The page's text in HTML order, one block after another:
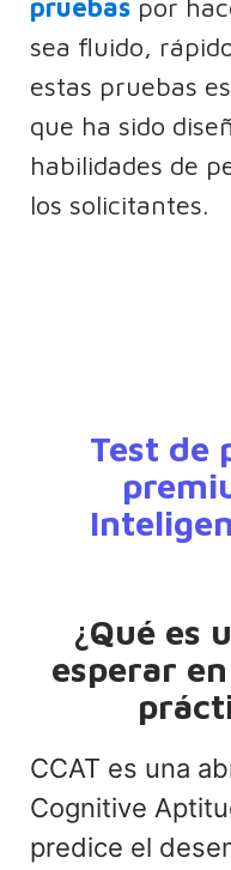
pruebas por
sea fluido,
estas pruebas
que ha sido
habilidades de
los solicitantes.
Test de
¿Qué es
esperar
CCAT es una
Cognitive
predice el